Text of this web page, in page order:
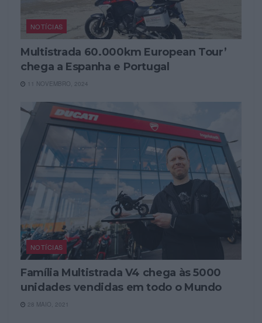
NOTÍCIAS
Multistrada 60.000km European Tour’
chega a Espanha e Portugal
11 NOVEMBRO, 2024
NOTÍCIAS
Família Multistrada V4 chega às 5000
unidades vendidas em todo o Mundo
28 MAIO, 2021